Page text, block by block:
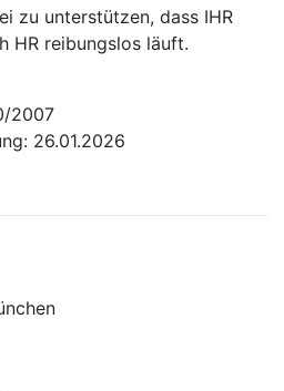
zu unterstützen, dass IHR
HR reibungslos läuft.
2007
26.01.2026